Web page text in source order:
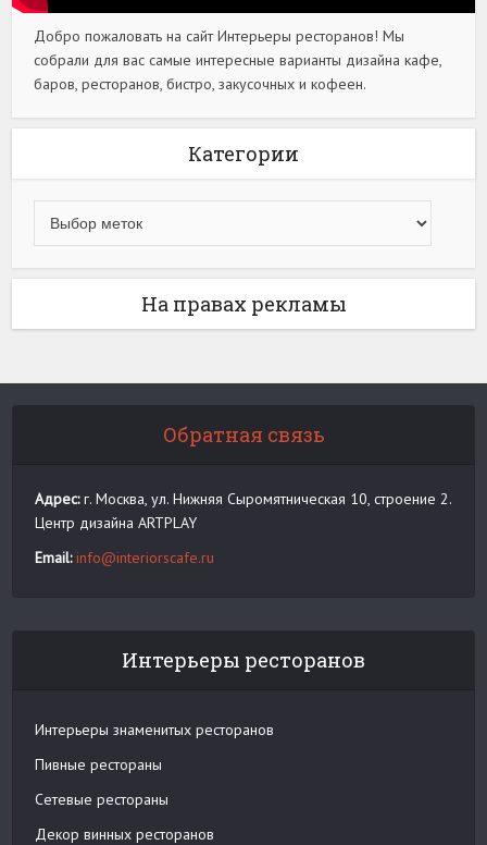
Добро пожаловать на сайт Интерьеры ресторанов! Мы
собрали для вас самые интересные варианты дизайна кафе,
баров, ресторанов, бистро, закусочных и кофеен.
Категории
На правах рекламы
Обратная связь
Адрес:г. Москва, ул. Нижняя Сыромятническая 10, строение 2.
Центр дизайна ARTPLAY
Email: info@interiorscafe.ru
Интерьеры ресторанов
Интерьеры знаменитых ресторанов
Пивные рестораны
Сетевые рестораны
Декор винных ресторанов